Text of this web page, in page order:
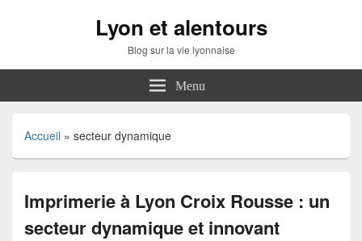
Lyon et alentours
Blog sur la vie lyonnaise
Menu
Accueil » secteur dynamique
Imprimerie à Lyon Croix Rousse : un
secteur dynamique et innovant